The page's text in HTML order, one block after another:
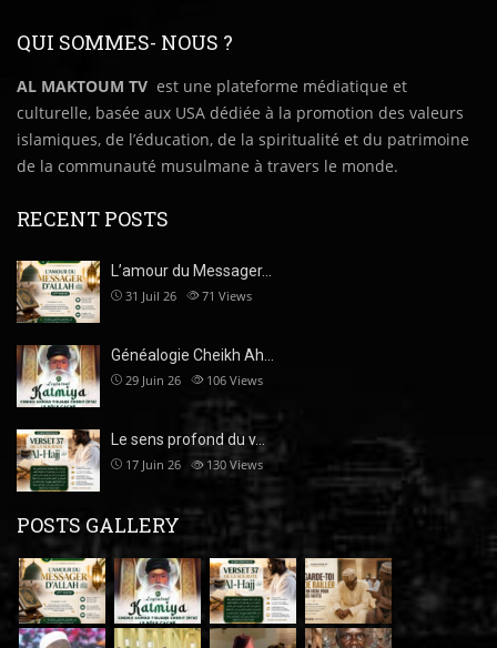
QUI SOMMES- NOUS ?
AL MAKTOUM TV est une plateforme médiatique et
culturelle, basée aux USA dédiée à la promotion des valeurs
islamiques, de l’éducation, de la spiritualité et du patrimoine
de la communauté musulmane à travers le monde.
RECENT POSTS
L’amour du Messager…
31 Juil 26 71 Views
Généalogie Cheikh Ah…
29 Juin 26 106 Views
Le sens profond du v…
17 Juin 26 130 Views
POSTS GALLERY